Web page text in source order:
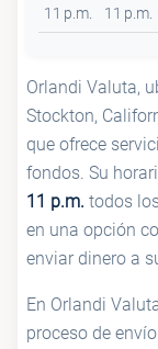
11 p.m.
11 p.m.
Orlandi Valuta,
Stockton,
que ofrece
fondos. Su
11 p.m. todos
en una opción
enviar dinero a
En Orlandi
proceso de